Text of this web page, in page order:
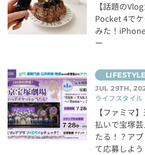
【話題の
Pocket 4で
みた！
ー
JUL 29TH,
ライフスタイ
【ファミマ
払いで宝塚
たる！？ア
て応募しよ